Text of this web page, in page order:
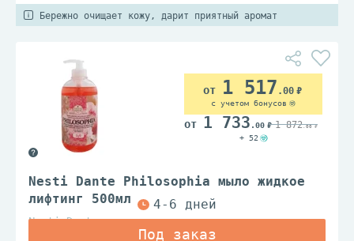
Бережно очищает кожу, дарит приятный аромат
Nesti Dante Philosophia мыло жидкое
лифтинг 500мл
Nesti Dante
1 517 .00
с учетом бонусов
1 733 .00 1 872.00
+ 52